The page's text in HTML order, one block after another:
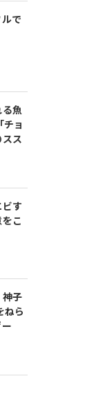
で
魚
「チョ
ス
す
こ
子
ねら